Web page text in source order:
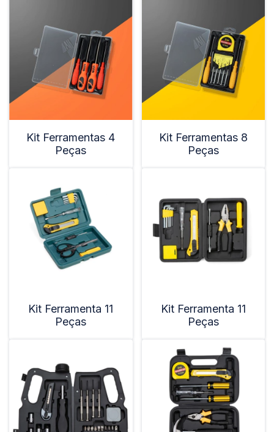
Kit Ferramentas 4
Peças
Kit Ferramentas 8
Peças
Kit Ferramenta 11
Peças
Kit Ferramenta 11
Peças